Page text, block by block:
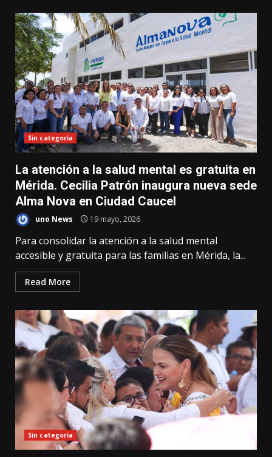
Sin categoría
La atención a la salud mental es gratuita en
Mérida. Cecilia Patrón inaugura nueva sede
Alma Nova en Ciudad Caucel
uno News 19 mayo, 2026
Para consolidar la atención a la salud mental
accesible y gratuita para las familias en Mérida, la...
Read More
Sin categoría